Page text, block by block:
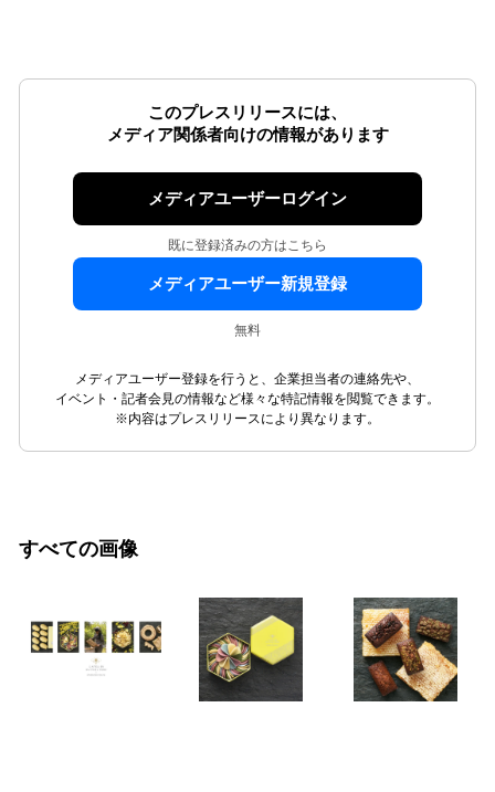
このプレスリリースには、
メディア関係者向けの情報があります
メディアユーザーログイン
既に登録済みの方はこちら
メディアユーザー新規登録
無料
メディアユーザー登録を行うと、企業担当者の連絡先や、
イベント・記者会見の情報など様々な特記情報を閲覧できます。
※内容はプレスリリースにより異なります。
すべての画像